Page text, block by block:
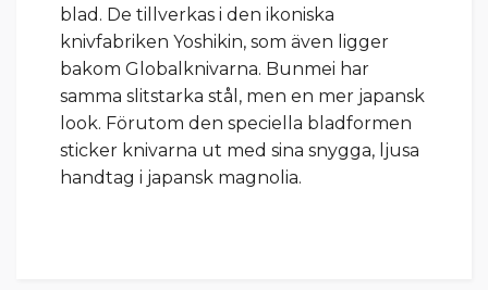
blad. De tillverkas i den ikoniska
knivfabriken Yoshikin, som även ligger
bakom Globalknivarna. Bunmei har
samma slitstarka stål, men en mer japansk
look. Förutom den speciella bladformen
sticker knivarna ut med sina snygga, ljusa
handtag i japansk magnolia.